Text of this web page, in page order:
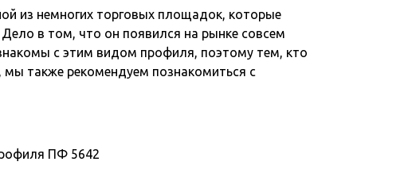
из немногих торговых площадок, которые
Дело в том, что он появился на рынке совсем
с этим видом профиля, поэтому тем, кто
мы также рекомендуем познакомиться с
ПФ 5642